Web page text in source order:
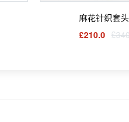
麻花针织套
£210.0